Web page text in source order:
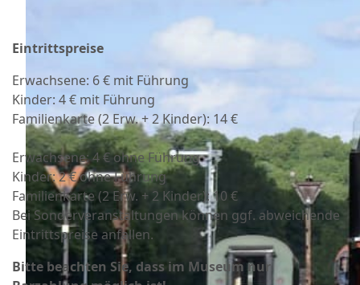
Eintrittspreise
Erwachsene: 6 € mit Führung
Kinder: 4 € mit Führung
Familienkarte (2 Erw. + 2 Kinder): 14 €
Erwachsene: 4 € ohne Führung
Kinder: 2 € ohne Führung
Familienkarte (2 Erw. + 2 Kinder): 10 €
Bei Sonderveranstaltungen können ggf. abweichende
Eintrittspreise anfallen.
Bitte beachten Sie, dass im Museum nur